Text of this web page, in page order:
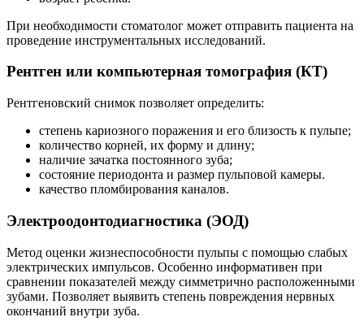
При необходимости стоматолог может отправить пациента на
проведение инструментальных исследований.
Рентген или компьютерная томография (КТ)
Рентгеновский снимок позволяет определить:
степень кариозного поражения и его близость к пульпе;
количество корней, их форму и длину;
наличие зачатка постоянного зуба;
состояние периодонта и размер пульповой камеры.
качество пломбирования каналов.
Электроодонтодиагностика (ЭОД)
Метод оценки жизнеспособности пульпы с помощью слабых
электрических импульсов. Особенно информативен при
сравнении показателей между симметрично расположенными
зубами. Позволяет выявить степень повреждения нервных
окончаний внутри зуба.